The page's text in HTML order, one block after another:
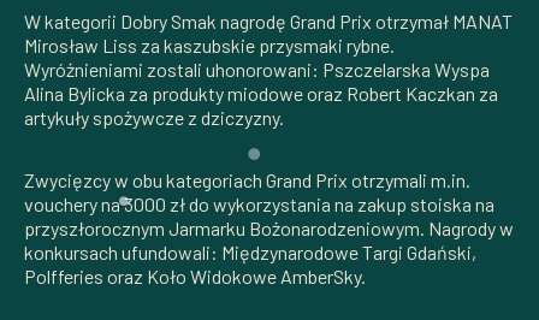
W kategorii Dobry Smak nagrodę Grand Prix otrzymał MANAT
Mirosław Liss za kaszubskie przysmaki rybne.
Wyróżnieniami zostali uhonorowani: Pszczelarska Wyspa
Alina Bylicka za produkty miodowe oraz Robert Kaczkan za
artykuły spożywcze z dziczyzny.
Zwycięzcy w obu kategoriach Grand Prix otrzymali m.in.
vouchery na 3000 zł do wykorzystania na zakup stoiska na
przyszłorocznym Jarmarku Bożonarodzeniowym. Nagrody w
konkursach ufundowali: Międzynarodowe Targi Gdański,
Polfferies oraz Koło Widokowe AmberSky.